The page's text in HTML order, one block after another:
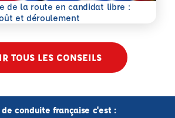
de la route en candidat libre :
et déroulement
TOUS LES CONSEILS
de conduite française c'est :